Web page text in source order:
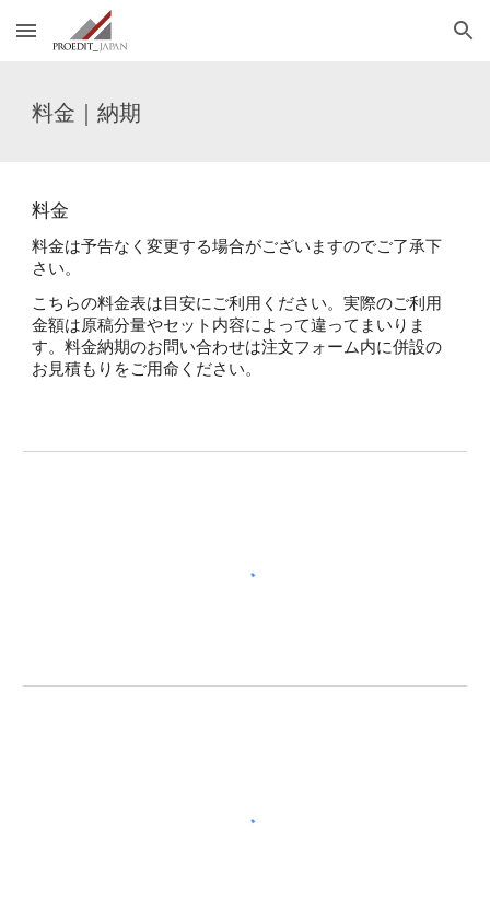
Skip to main content Skip to navigation
料金｜納期
料金
料金は予告なく変更する場合がございますのでご了承下
さい。
こちらの料金表は目安にご利用ください。実際のご利用
金額は原稿分量やセット内容によって違ってまいりま
す。料金納期のお問い合わせは注文フォーム内に併設の
お見積もりをご用命ください。